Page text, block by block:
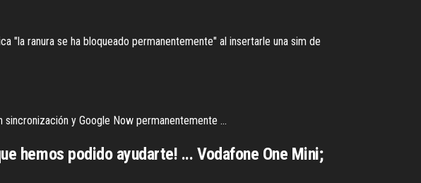
"la ranura se ha bloqueado permanentemente" al insertarle una sim de
y Google Now permanentemente ...
hemos podido ayudarte! ... Vodafone One Mini;